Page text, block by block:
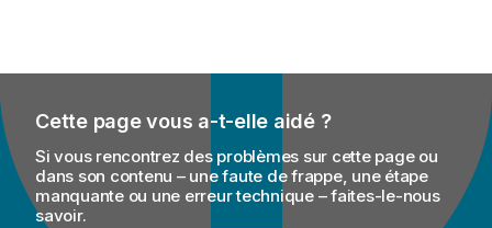
Cette page vous a-t-elle aidé ?
Si vous rencontrez des problèmes sur cette page ou
dans son contenu – une faute de frappe, une étape
manquante ou une erreur technique – faites-le-nous
savoir.